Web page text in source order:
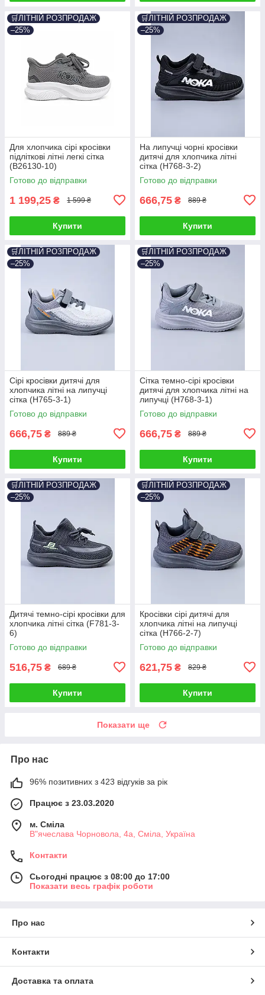
🛒ЛІТНІЙ РОЗПРОДАЖ
–25%
Для хлопчика сірі кросівки
підліткові літні легкі сітка
(B26130-10)
Готово до відправки
1 199,25 ₴ 1 599 ₴
Купити
🛒ЛІТНІЙ РОЗПРОДАЖ
–25%
На липучці чорні кросівки
дитячі для хлопчика літні
сітка (H768-3-2)
Готово до відправки
666,75 ₴ 889 ₴
Купити
🛒ЛІТНІЙ РОЗПРОДАЖ
–25%
Сірі кросівки дитячі для
хлопчика літні на липучці
сітка (H765-3-1)
Готово до відправки
666,75 ₴ 889 ₴
Купити
🛒ЛІТНІЙ РОЗПРОДАЖ
–25%
Сітка темно-сірі кросівки
дитячі для хлопчика літні на
липучці (H768-3-1)
Готово до відправки
666,75 ₴ 889 ₴
Купити
🛒ЛІТНІЙ РОЗПРОДАЖ
–25%
Дитячі темно-сірі кросівки для
хлопчика літні сітка (F781-3-
6)
Готово до відправки
516,75 ₴ 689 ₴
Купити
🛒ЛІТНІЙ РОЗПРОДАЖ
–25%
Кросівки сірі дитячі для
хлопчика літні на липучці
сітка (H766-2-7)
Готово до відправки
621,75 ₴ 829 ₴
Купити
Показати ще
Про нас
96% позитивних з 423 відгуків за рік
Працює з 23.03.2020
м. Сміла
В"ячеслава Чорновола, 4а, Сміла, Україна
Контакти
Сьогодні працює з 08:00 до 17:00
Показати весь графік роботи
Про нас
Контакти
Доставка та оплата